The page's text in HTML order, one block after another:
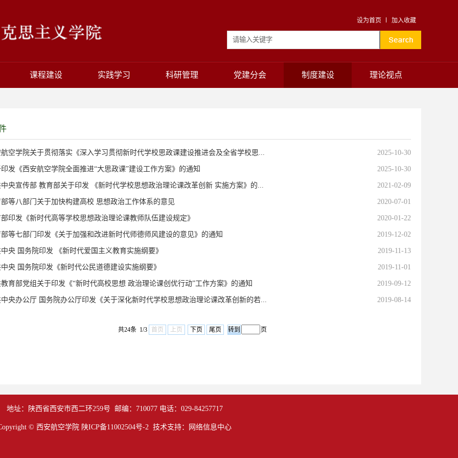
设为首页 加入收藏
课程建设 实践学习 科研管理 党建分会 制度建设 理论视点
航空学院关于贯彻落实《深入学习贯彻新时代学校思政课建设推进会及全省学校思... 2025-10-30
发《西安航空学院全面推进“大思政课”建设工作方案》的通知 2025-10-30
中央宣传部 教育部关于印发 《新时代学校思想政治理论课改革创新 实施方案》的... 2021-02-09
等八部门关于加快构建高校 思想政治工作体系的意见 2020-07-01
印发《新时代高等学校思想政治理论课教师队伍建设规定》 2020-01-22
等七部门印发《关于加强和改进新时代师德师风建设的意见》的通知 2019-12-02
央 国务院印发 《新时代爱国主义教育实施纲要》 2019-11-13
央 国务院印发《新时代公民道德建设实施纲要》 2019-11-01
育部党组关于印发《“新时代高校思想 政治理论课创优行动”工作方案》的通知 2019-09-12
中央办公厅 国务院办公厅印发《关于深化新时代学校思想政治理论课改革创新的若... 2019-08-14
共24条 1/3 首页 上页 下页 尾页 页
地址：陕西省西安市西二环259号 邮编：710077 电话：029-84257717
© 西安航空学院 陕ICP备11002504号-2 技术支持：网络信息中心